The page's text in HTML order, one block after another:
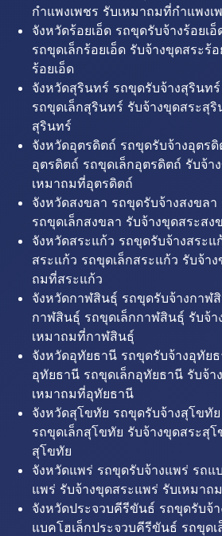
กำแพงเพชร รับเหมาถมที่กำแพงเ
จังหวัดร้อยเอ็ด รถขุดรับจ้างร้อยเ
รถขุดเล็กร้อยเอ็ด รับจ้างขุดสระร้
ร้อยเอ็ด
จังหวัดสุรินทร์ รถขุดรับจ้างสุรินท
รถขุดเล็กสุรินทร์ รับจ้างขุดสระสุ
สุรินทร์
จังหวัดอุตรดิตถ์ รถขุดรับจ้างอุตร
อุตรดิตถ์ รถขุดเล็กอุตรดิตถ์ รับจ้า
เหมาถมที่อุตรดิตถ์
จังหวัดสงขลา รถขุดรับจ้างสงขล
รถขุดเล็กสงขลา รับจ้างขุดสระส
จังหวัดสระแก้ว รถขุดรับจ้างสระแ
สระแก้ว รถขุดเล็กสระแก้ว รับจ้า
ถมที่สระแก้ว
จังหวัดกาฬสินธุ์ รถขุดรับจ้างกาฬ
กาฬสินธุ์ รถขุดเล็กกาฬสินธุ์ รับจ้
เหมาถมที่กาฬสินธุ์
จังหวัดอุทัยธานี รถขุดรับจ้างอุทัย
อุทัยธานี รถขุดเล็กอุทัยธานี รับจ้า
เหมาถมที่อุทัยธานี
จังหวัดสุโขทัย รถขุดรับจ้างสุโขทั
รถขุดเล็กสุโขทัย รับจ้างขุดสระสุ
สุโขทัย
จังหวัดแพร่ รถขุดรับจ้างแพร่ รถแ
แพร่ รับจ้างขุดสระแพร่ รับเหมาถ
จังหวัดประจวบคีรีขันธ์ รถขุดรับจ้
แบคโฮเล็กประจวบคีรีขันธ์ รถขุด